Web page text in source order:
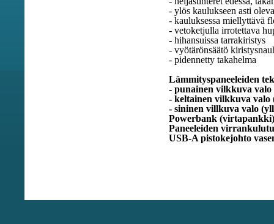
- ylös kaulukseen asti
- kauluksessa miellyttävä
- vetoketjulla irrotettava
- hihansuissa tarrakiristys
- vyötärönsäätö
- pidennetty takahelma
Lämmityspaneeleiden
- punainen vilkkuva valo
- keltainen vilkkuva valo
- sininen villkuva valo
Powerbank
Paneeleiden
USB-A pistokejohto